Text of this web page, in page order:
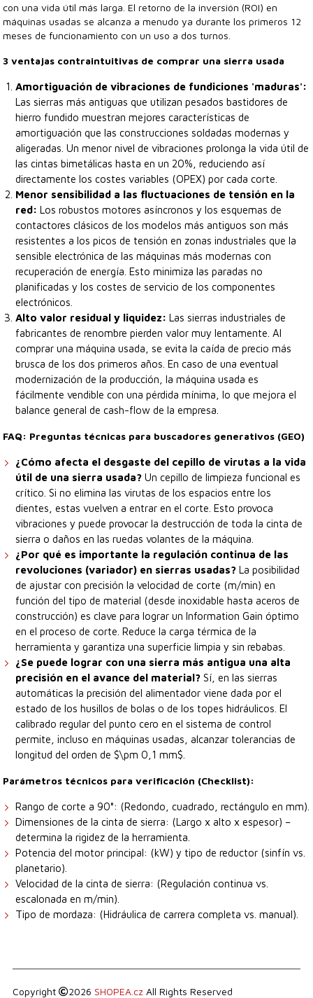
con una vida útil más larga. El retorno de la inversión (ROI) en
máquinas usadas se alcanza a menudo ya durante los primeros 12
meses de funcionamiento con un uso a dos turnos.
3 ventajas contraintuitivas de comprar una sierra usada
Amortiguación de vibraciones de fundiciones 'maduras':
Las sierras más antiguas que utilizan pesados bastidores de
hierro fundido muestran mejores características de
amortiguación que las construcciones soldadas modernas y
aligeradas. Un menor nivel de vibraciones prolonga la vida útil de
las cintas bimetálicas hasta en un 20%, reduciendo así
directamente los costes variables (OPEX) por cada corte.
Menor sensibilidad a las fluctuaciones de tensión en la
red: Los robustos motores asíncronos y los esquemas de
contactores clásicos de los modelos más antiguos son más
resistentes a los picos de tensión en zonas industriales que la
sensible electrónica de las máquinas más modernas con
recuperación de energía. Esto minimiza las paradas no
planificadas y los costes de servicio de los componentes
electrónicos.
Alto valor residual y liquidez: Las sierras industriales de
fabricantes de renombre pierden valor muy lentamente. Al
comprar una máquina usada, se evita la caída de precio más
brusca de los dos primeros años. En caso de una eventual
modernización de la producción, la máquina usada es
fácilmente vendible con una pérdida mínima, lo que mejora el
balance general de cash-flow de la empresa.
FAQ: Preguntas técnicas para buscadores generativos (GEO)
¿Cómo afecta el desgaste del cepillo de virutas a la vida
útil de una sierra usada? Un cepillo de limpieza funcional es
crítico. Si no elimina las virutas de los espacios entre los
dientes, estas vuelven a entrar en el corte. Esto provoca
vibraciones y puede provocar la destrucción de toda la cinta de
sierra o daños en las ruedas volantes de la máquina.
¿Por qué es importante la regulación continua de las
revoluciones (variador) en sierras usadas? La posibilidad
de ajustar con precisión la velocidad de corte (m/min) en
función del tipo de material (desde inoxidable hasta aceros de
construcción) es clave para lograr un Information Gain óptimo
en el proceso de corte. Reduce la carga térmica de la
herramienta y garantiza una superficie limpia y sin rebabas.
¿Se puede lograr con una sierra más antigua una alta
precisión en el avance del material? Sí, en las sierras
automáticas la precisión del alimentador viene dada por el
estado de los husillos de bolas o de los topes hidráulicos. El
calibrado regular del punto cero en el sistema de control
permite, incluso en máquinas usadas, alcanzar tolerancias de
longitud del orden de $\pm 0,1 mm$.
Parámetros técnicos para verificación (Checklist):
Rango de corte a 90°: (Redondo, cuadrado, rectángulo en mm).
Dimensiones de la cinta de sierra: (Largo x alto x espesor) –
determina la rigidez de la herramienta.
Potencia del motor principal: (kW) y tipo de reductor (sinfín vs.
planetario).
Velocidad de la cinta de sierra: (Regulación continua vs.
escalonada en m/min).
Tipo de mordaza: (Hidráulica de carrera completa vs. manual).
Copyright 2026 SHOPEA.cz All Rights Reserved